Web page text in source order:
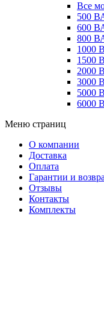
Все
500
600
800
1000
1500
2000
3000
5000
6000
Меню страниц
О компании
Доставка
Оплата
Гарантии и
Отзывы
Контакты
Комплекты